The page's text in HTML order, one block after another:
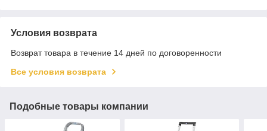
Условия возврата
Возврат товара в течение 14 дней по договоренности
Все условия возврата
Подобные товары компании